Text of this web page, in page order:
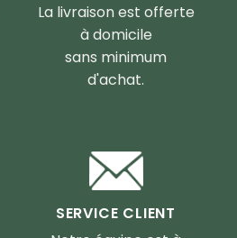
La livraison est offerte
à domicile
sans minimum
d'achat.
SERVICE CLIENT